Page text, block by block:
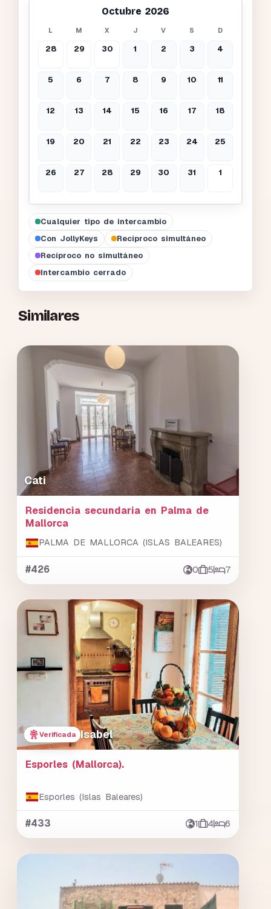
Octubre 2026
L M X J V S D
28 29 30 1 2 3 4
5 6 7 8 9 10 11
12 13 14 15 16 17 18
19 20 21 22 23 24 25
26 27 28 29 30 31 1
Cualquier tipo de intercambio
Con JollyKeys
Recíproco simultáneo
Recíproco no simultáneo
Intercambio cerrado
Similares
Cati
Residencia secundaria en Palma de
Mallorca
PALMA DE MALLORCA (ISLAS BALEARES)
#426 0 5 7
Verificada Isabel
Esporles (Mallorca).
Esporles (Islas Baleares)
#433 1 4 6